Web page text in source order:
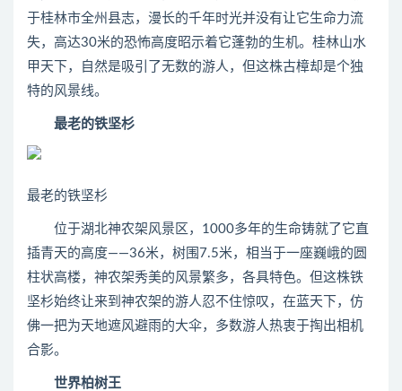
于桂林市全州县志，漫长的千年时光并没有让它生命力流
失，高达30米的恐怖高度昭示着它蓬勃的生机。桂林山水
甲天下，自然是吸引了无数的游人，但这株古樟却是个独
特的风景线。
最老的铁坚杉
最老的铁坚杉
位于湖北神农架风景区，1000多年的生命铸就了它直
插青天的高度――36米，树围7.5米，相当于一座巍峨的圆
柱状高楼，神农架秀美的风景繁多，各具特色。但这株铁
坚杉始终让来到神农架的游人忍不住惊叹，在蓝天下，仿
佛一把为天地遮风避雨的大伞，多数游人热衷于掏出相机
合影。
世界柏树王